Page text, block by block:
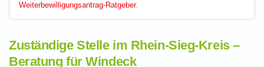
Weiterbewilligungsantrag-Ratgeber.
Zuständige Stelle im Rhein-Sieg-Kreis –
Beratung für Windeck